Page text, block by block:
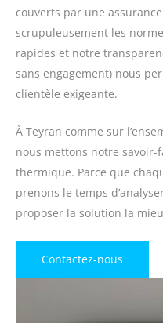
couverts par une
scrupuleusement les
rapides et notre
sans engagement) nous
clientèle exigeante.
À Teyran comme sur
nous mettons notre
thermique. Parce que
prenons le temps
proposer la solution la
Contactez-nous